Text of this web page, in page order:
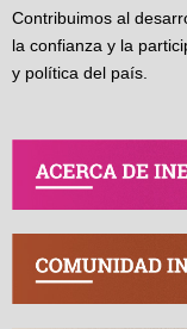
Contribuimos al
la confianza y la
y política del país.